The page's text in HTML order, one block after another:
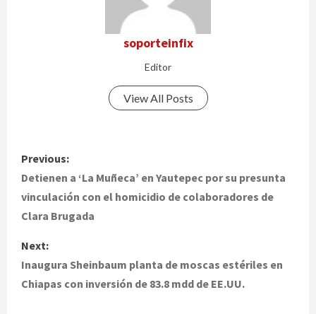
soporteinfix
Editor
View All Posts
P
o
s
t
n
Previous:
Detienen a ‘La Muñeca’ en Yautepec por su presunta
vinculación con el homicidio de colaboradores de
Clara Brugada
Next:
Inaugura Sheinbaum planta de moscas estériles en
Chiapas con inversión de 83.8 mdd de EE.UU.